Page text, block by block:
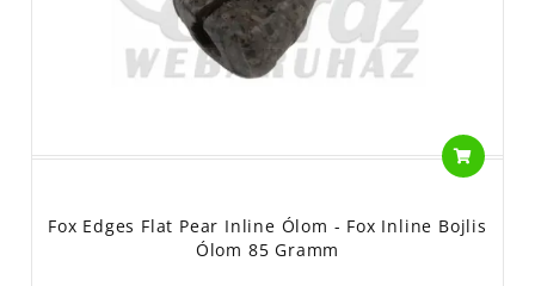
Fox Edges Flat Pear Inline Ólom - Fox Inline Bojlis
Ólom 85 Gramm